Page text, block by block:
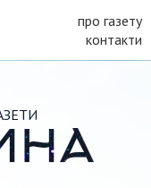
про газету
контакти